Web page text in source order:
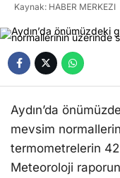
Kaynak: HABER MERKEZI
Aydın’da
mevsim
termometrelerin
Meteoroloji